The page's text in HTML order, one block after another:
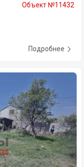
Объект №11432
Подробнее